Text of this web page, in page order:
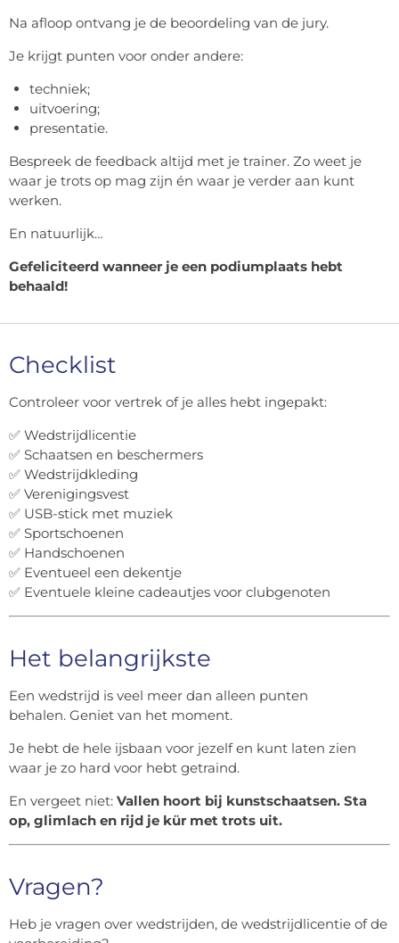
Na afloop ontvang je de beoordeling van de jury.
Je krijgt punten voor onder andere:
techniek;
uitvoering;
presentatie.
Bespreek de feedback altijd met je trainer. Zo weet je
waar je trots op mag zijn én waar je verder aan kunt
werken.
En natuurlijk…
Gefeliciteerd wanneer je een podiumplaats hebt
behaald!
Checklist
Controleer voor vertrek of je alles hebt ingepakt:
✅ Wedstrijdlicentie
✅ Schaatsen en beschermers
✅ Wedstrijdkleding
✅ Verenigingsvest
✅ USB-stick met muziek
✅ Sportschoenen
✅ Handschoenen
✅ Eventueel een dekentje
✅ Eventuele kleine cadeautjes voor clubgenoten
Het belangrijkste
Een wedstrijd is veel meer dan alleen punten
behalen. Geniet van het moment.
Je hebt de hele ijsbaan voor jezelf en kunt laten zien
waar je zo hard voor hebt getraind.
En vergeet niet: Vallen hoort bij kunstschaatsen. Sta
op, glimlach en rijd je kür met trots uit.
Vragen?
Heb je vragen over wedstrijden, de wedstrijdlicentie of de